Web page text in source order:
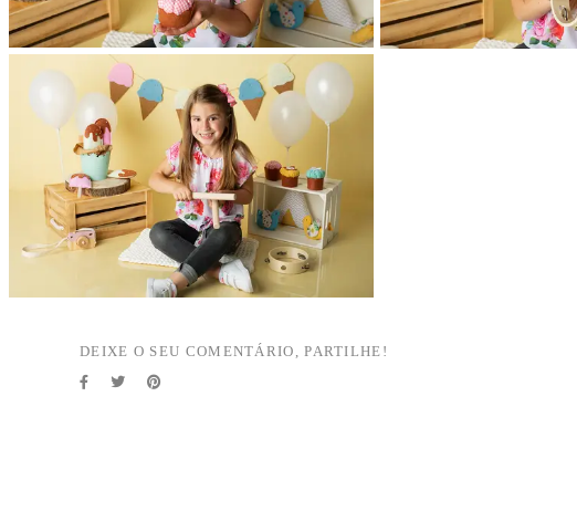
DEIXE O SEU COMENTÁRIO, PARTILHE!